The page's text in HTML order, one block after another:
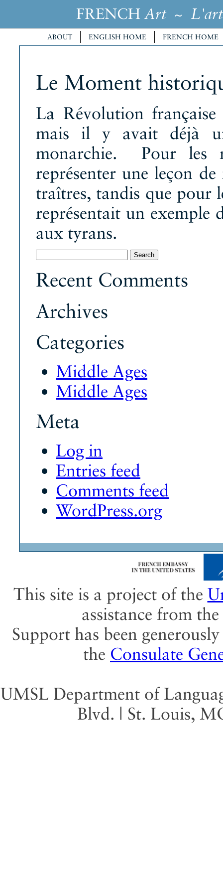
FRENCH Art~ L'art
ABOUT ENGLISH HOME FRENCH HOME
Le Moment
La Révolution française
mais il y avait déjà
monarchie. Pour les
représenter une leçon
traîtres, tandis que pour
représentait un exemple
aux tyrans.
for:
Recent Comments
Archives
Categories
Middle Ages
Middle Ages
Meta
Log in
Entries feed
Comments feed
WordPress.org
This site is a project of the
assistance from the
Support has been
the Consulate
UMSL Department of
Blvd. | St. Louis,